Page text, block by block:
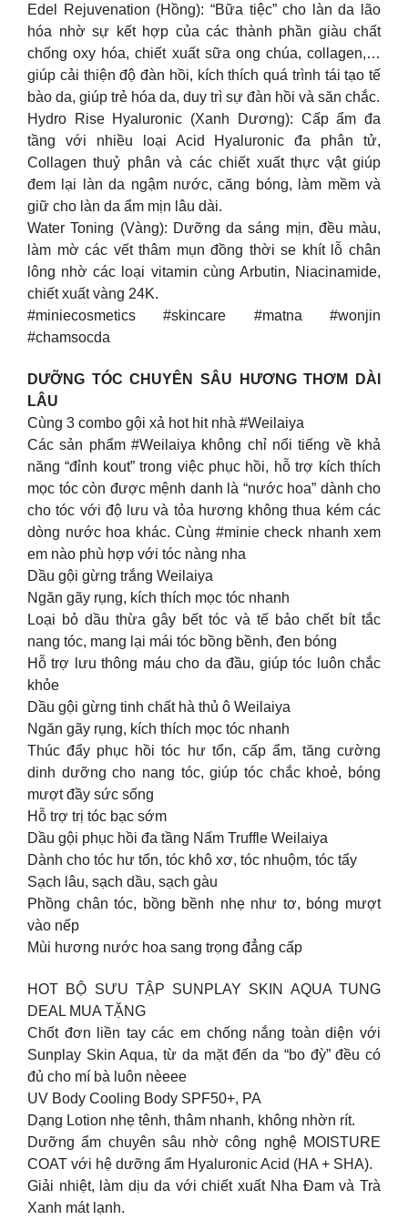
Edel Rejuvenation (Hồng): “Bữa tiệc” cho làn da lão
hóa nhờ sự kết hợp của các thành phần giàu chất
chống oxy hóa, chiết xuất sữa ong chúa, collagen,…
giúp cải thiện độ đàn hồi, kích thích quá trình tái tạo tế
bào da, giúp trẻ hóa da, duy trì sự đàn hồi và săn chắc.
Hydro Rise Hyaluronic (Xanh Dương): Cấp ẩm đa
tầng với nhiều loại Acid Hyaluronic đa phân tử,
Collagen thuỷ phân và các chiết xuất thực vật giúp
đem lại làn da ngậm nước, căng bóng, làm mềm và
giữ cho làn da ẩm mịn lâu dài.
Water Toning (Vàng): Dưỡng da sáng mịn, đều màu,
làm mờ các vết thâm mụn đồng thời se khít lỗ chân
lông nhờ các loại vitamin cùng Arbutin, Niacinamide,
chiết xuất vàng 24K.
#miniecosmetics #skincare #matna #wonjin
#chamsocda
DƯỠNG TÓC CHUYÊN SÂU HƯƠNG THƠM DÀI
LÂU
Cùng 3 combo gội xả hot hit nhà #Weilaiya
Các sản phẩm #Weilaiya không chỉ nổi tiếng về khả
năng “đỉnh kout” trong việc phục hồi, hỗ trợ kích thích
mọc tóc còn được mệnh danh là “nước hoa” dành cho
cho tóc với độ lưu và tỏa hương không thua kém các
dòng nước hoa khác. Cùng #minie check nhanh xem
em nào phù hợp với tóc nàng nha
Dầu gội gừng trắng Weilaiya
Ngăn gãy rụng, kích thích mọc tóc nhanh
Loại bỏ dầu thừa gây bết tóc và tế bảo chết bít tắc
nang tóc, mang lại mái tóc bồng bềnh, đen bóng
Hỗ trợ lưu thông máu cho da đầu, giúp tóc luôn chắc
khỏe
Dầu gội gừng tinh chất hà thủ ô Weilaiya
Ngăn gãy rụng, kích thích mọc tóc nhanh
Thúc đẩy phục hồi tóc hư tổn, cấp ẩm, tăng cường
dinh dưỡng cho nang tóc, giúp tóc chắc khoẻ, bóng
mượt đầy sức sống
Hỗ trợ trị tóc bạc sớm
Dầu gội phục hồi đa tầng Nấm Truffle Weilaiya
Dành cho tóc hư tổn, tóc khô xơ, tóc nhuộm, tóc tẩy
Sạch lâu, sạch dầu, sạch gàu
Phồng chân tóc, bồng bềnh nhẹ như tơ, bóng mượt
vào nếp
Mùi hương nước hoa sang trọng đẳng cấp
HOT BỘ SƯU TẬP SUNPLAY SKIN AQUA TUNG
DEAL MUA TẶNG
Chốt đơn liền tay các em chống nắng toàn diện với
Sunplay Skin Aqua, từ da mặt đến da “bo đỳ” đều có
đủ cho mí bà luôn nèeee
UV Body Cooling Body SPF50+, PA
Dạng Lotion nhẹ tênh, thâm nhanh, không nhờn rít.
Dưỡng ẩm chuyên sâu nhờ công nghệ MOISTURE
COAT với hệ dưỡng ẩm Hyaluronic Acid (HA + SHA).
Giải nhiệt, làm dịu da với chiết xuất Nha Đam và Trà
Xanh mát lạnh.